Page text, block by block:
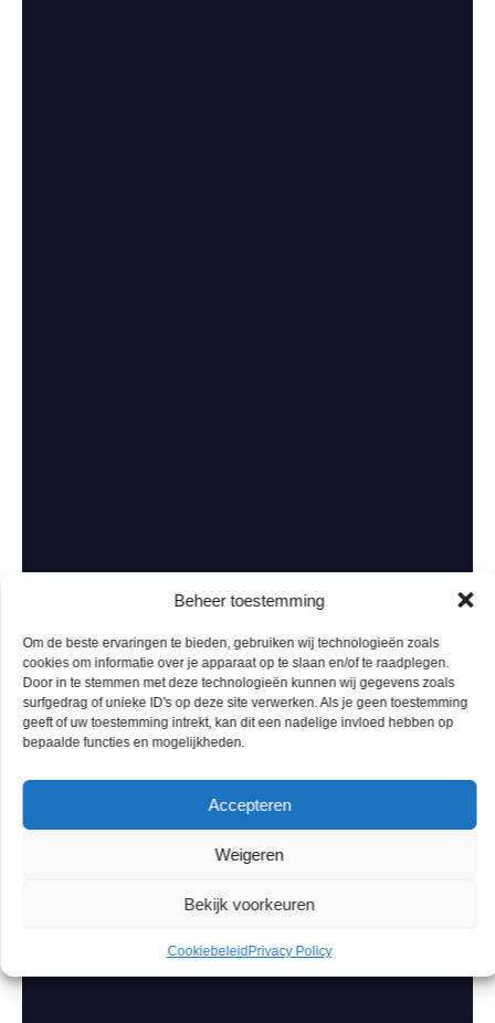
Beheer toestemming
Om de beste ervaringen te bieden, gebruiken wij technologieën zoals
cookies om informatie over je apparaat op te slaan en/of te raadplegen.
Door in te stemmen met deze technologieën kunnen wij gegevens zoals
surfgedrag of unieke ID's op deze site verwerken. Als je geen toestemming
geeft of uw toestemming intrekt, kan dit een nadelige invloed hebben op
bepaalde functies en mogelijkheden.
Accepteren
Weigeren
Bekijk voorkeuren
Cookiebeleid Privacy Policy